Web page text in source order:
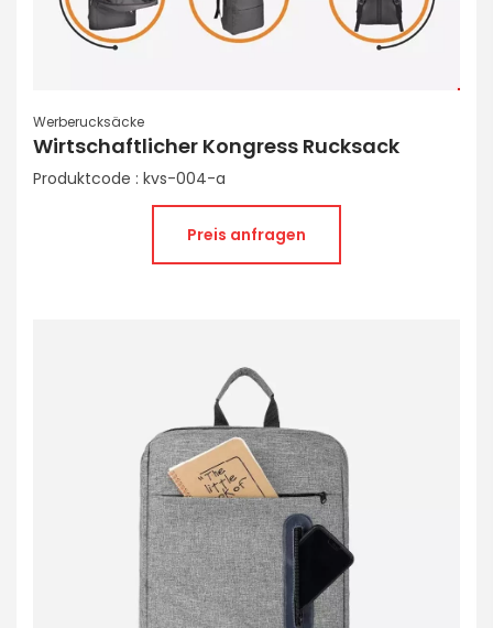
Werberucksäcke
Wirtschaftlicher Kongress Rucksack
Produktcode : kvs-004-a
Preis anfragen